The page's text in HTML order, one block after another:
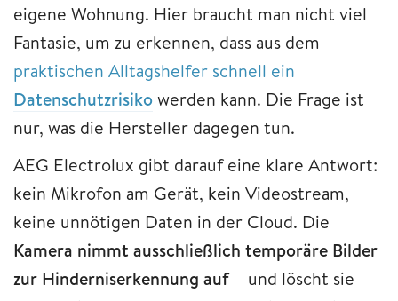
eigene Wohnung. Hier braucht man nicht viel
Fantasie, um zu erkennen, dass aus dem
praktischen Alltagshelfer schnell ein
Datenschutzrisikowerden kann. Die Frage ist
nur, was die Hersteller dagegen tun.
AEG Electrolux gibt darauf eine klare Antwort:
kein Mikrofon am Gerät, kein Videostream,
keine unnötigen Daten in der Cloud. Die
Kamera nimmt ausschließlich temporäre Bilder
zur Hinderniserkennung auf– und löscht sie